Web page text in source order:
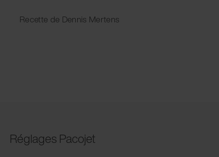
Recette de Dennis Mertens
Réglages Pacojet